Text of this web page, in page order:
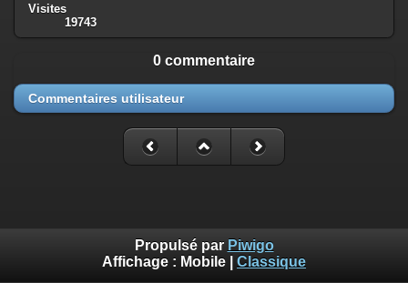
Visites
19743
0 commentaire
Commentaires utilisateur
Propulsé par Piwigo
Affichage : Mobile Classique